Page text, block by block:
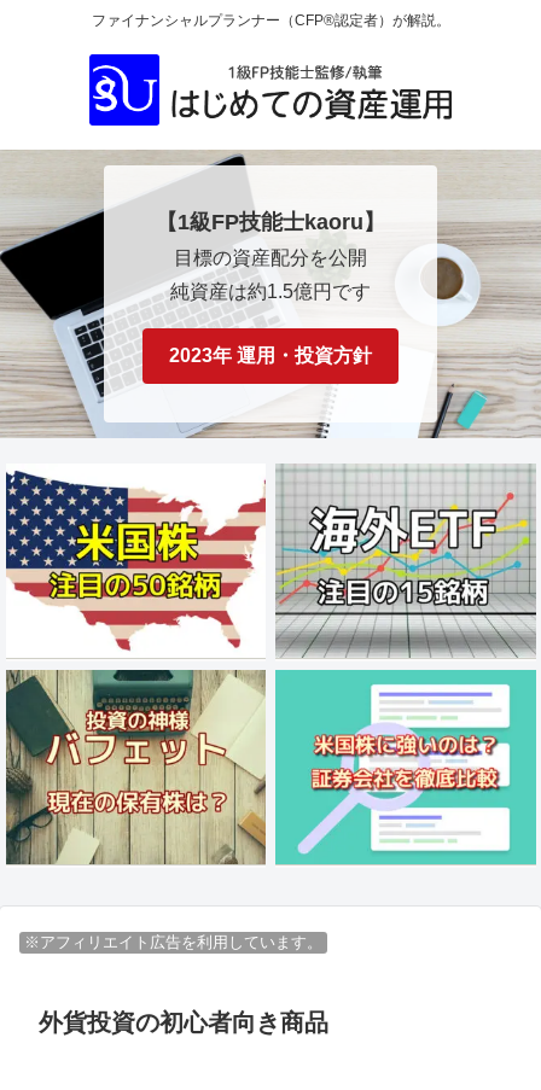
ファイナンシャルプランナー（CFP®認定者）が解説。
【1級FP技能士kaoru】
目標の資産配分を公開
純資産は約1.5億円です
2023年 運用・投資方針
※アフィリエイト広告を利用しています。
外貨投資の初心者向き商品